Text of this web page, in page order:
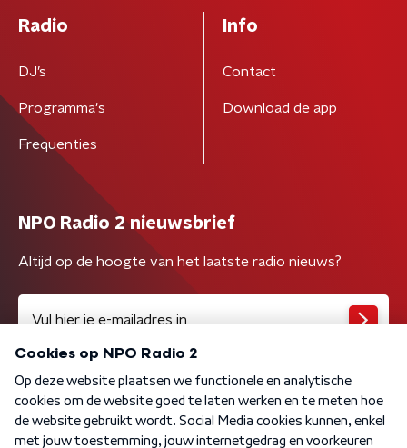
Radio
DJ’s
Programma's
Frequenties
Info
Contact
Download de app
NPO Radio 2 nieuwsbrief
Altijd op de hoogte van het laatste radio nieuws?
Algemene voorwaarden